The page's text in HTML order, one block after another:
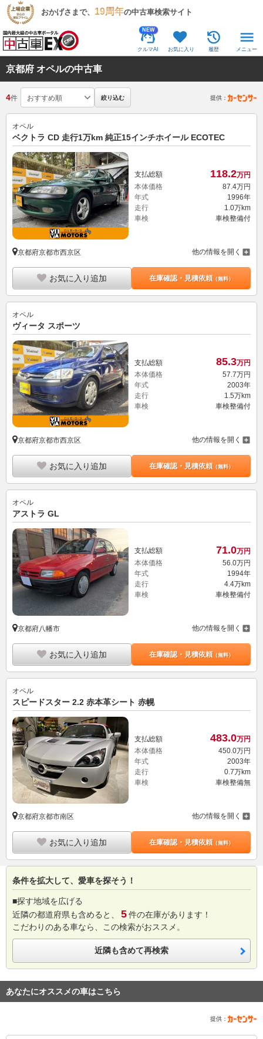
おかげさまで、 19周年の中古車検索サイト
NEW
クルマAI お気に入り 履歴 メニュー
京都府 オペルの中古車
4件 絞り込む 提供：
オペル
ベクトラ CD 走行1万km 純正15インチホイール ECOTEC
支払総額 118.2万円
本体価格
87. 4万円
年式
1996年
走行
1.0万km
車検
車検整備付
京都府京都市西京区 他の情報を開く
お気に入り追加 在庫確認・見積依頼（無料）
オペル
ヴィータ スポーツ
支払総額 85.3万円
本体価格
57.7万円
年式
2003年
走行
1.5万km
車検
車検整備付
京都府京都市西京区 他の情報を開く
お気に入り追加 在庫確認・見積依頼（無料）
オペル
アストラ GL
支払総額 71.0万円
本体価格
56. 0万円
年式
1994年
走行
4.4万km
車検
車検整備付
京都府八幡市 他の情報を開く
お気に入り追加 在庫確認・見積依頼（無料）
オペル
スピードスター 2.2 赤本革シート 赤幌
支払総額 483.0万円
本体価格
450.0万円
年式
2003年
走行
0.7万km
車検
車検整備無
京都府京都市南区 他の情報を開く
お気に入り追加 在庫確認・見積依頼（無料）
条件を拡大して、愛車を探そう！
■探す地域を広げる
近隣の都道府県も含めると、
5件の在庫があります！
こだわりのある車なら、この検索がおススメ。
近隣も含めて再検索
あなたにオススメの車はこちら
提供：